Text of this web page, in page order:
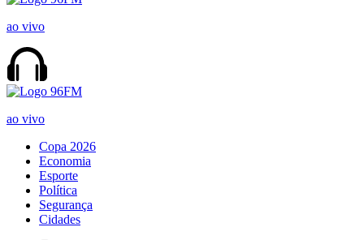
ao vivo
ao vivo
Copa 2026
Economia
Esporte
Política
Segurança
Cidades